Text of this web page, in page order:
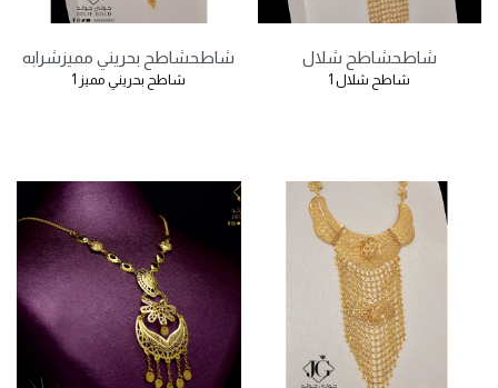
شاطحشاطح شلال
شاطح شلال 1
شاطحشاطح بحريني مميزشرابه
شاطح بحريني مميز 1